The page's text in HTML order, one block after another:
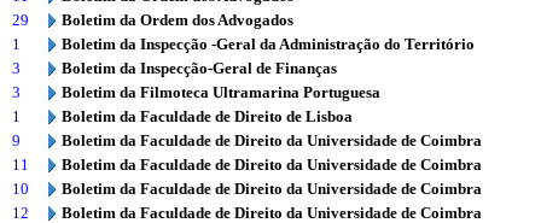
29
Boletim da Ordem dos Advogados
1
Boletim da Inspecção -Geral da Administração do Território
3
Boletim da Inspecção-Geral de Finanças
3
Boletim da Filmoteca Ultramarina Portuguesa
1
Boletim da Faculdade de Direito de Lisboa
9
Boletim da Faculdade de Direito da Universidade de Coimbra
11
Boletim da Faculdade de Direito da Universidade de Coimbra
10
Boletim da Faculdade de Direito da Universidade de Coimbra
12
Boletim da Faculdade de Direito da Universidade de Coimbra